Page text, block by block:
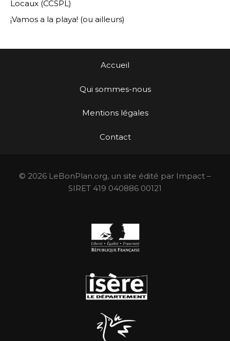
Locaux (CCSPL)
¡Vamos a la playa! (ou ailleurs)
Accueil
Qui sommes-nous
Mentions légales
Contact
© 2026 LeBonPlan.org, un site édité par Impact –
SIRET 419 040886 00121